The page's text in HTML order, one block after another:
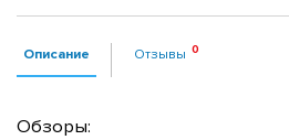
Описание Отзывы
Обзоры: